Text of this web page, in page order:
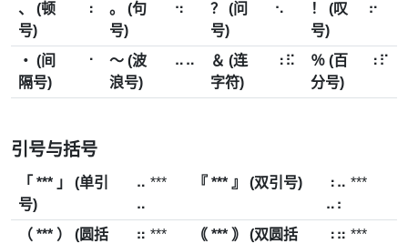
、 (顿
号)
⠰
。 (句
号)
⠲
？ (问
号)
⠢
！ (叹
号)
⠖
・ (间
隔号)
⠐
〜 (波
浪号)
⠤⠤
＆ (连
字符)
⠰⠯
％ (百
分号)
⠰⠏
引号与括号
「 *** 」 (单引
号)
⠤ ***
⠤
『 *** 』 (双引号)
⠰⠤ ***
⠤⠆
（ *** ） (圆括
⠶ ***
｟ *** ｠ (双圆括
⠰⠶ ***